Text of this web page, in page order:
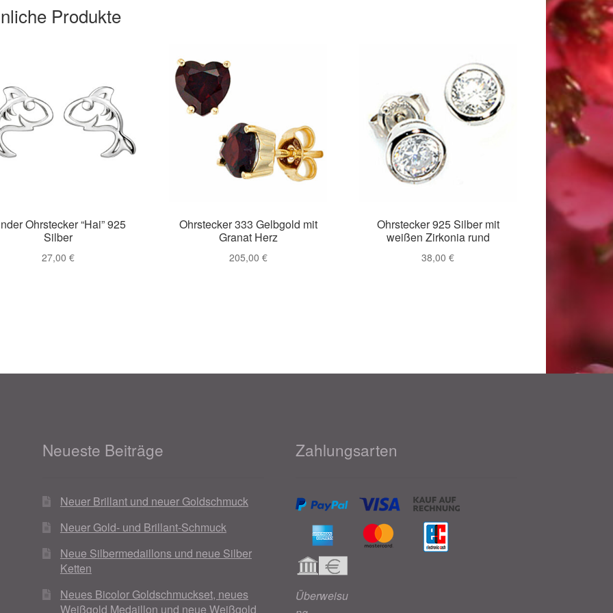
Produkte
Ohrstecker “Hai” 925
Silber
27,00€
Ohrstecker 333 Gelbgold mit
Granat Herz
205,00 €
Ohrstecker 925 Silber mit
weißen Zirkonia rund
38,00€
Neueste Beiträge
Neuer Brillant und neuer Goldschmuck
Neuer Gold- und Brillant-Schmuck
Neue Silbermedaillons und neue Silber
Ketten
Neues Bicolor Goldschmuckset, neues
Weißgold Medaillon und neue Weißgold
Zahlungsarten
Überweisu